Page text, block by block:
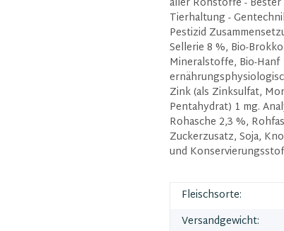
Tierhaltung -
Pestizid
Sellerie 8 %, Bio-
Mineralstoffe, Bio-
Zink (als Zinksulfat,
Pentahydrat) 1 mg.
Rohasche 2,3 %,
Zuckerzusatz, Soja,
und
Fleischsorte:
Versandgewicht: